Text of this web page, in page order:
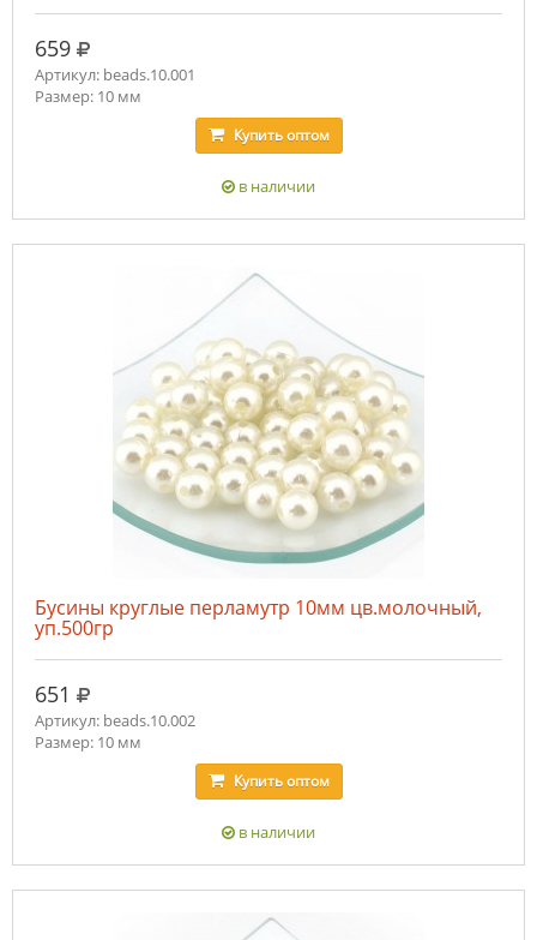
659 руб.
Артикул: beads.10.001
Размер: 10 мм
Купитьоптом
в наличии
Бусины круглые перламутр 10мм цв.молочный,
уп.500гр
651 руб.
Артикул: beads.10.002
Размер: 10 мм
Купитьоптом
в наличии